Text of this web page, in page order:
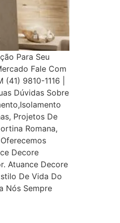
Para Seu
Fale Com
9810-1116 |
Dúvidas Sobre
Projetos De
Romana,
Decore
Atuance Decore
De Vida Do
Nós Sempre